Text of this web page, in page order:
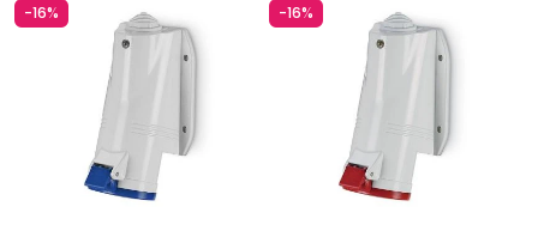
-16% -16%